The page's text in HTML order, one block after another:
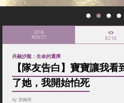
2018
NOV 27 8218
共融沙龍：生命的選擇
【隊友告白】寶寶讓我
了她，我開始怕死
by 游婉琪